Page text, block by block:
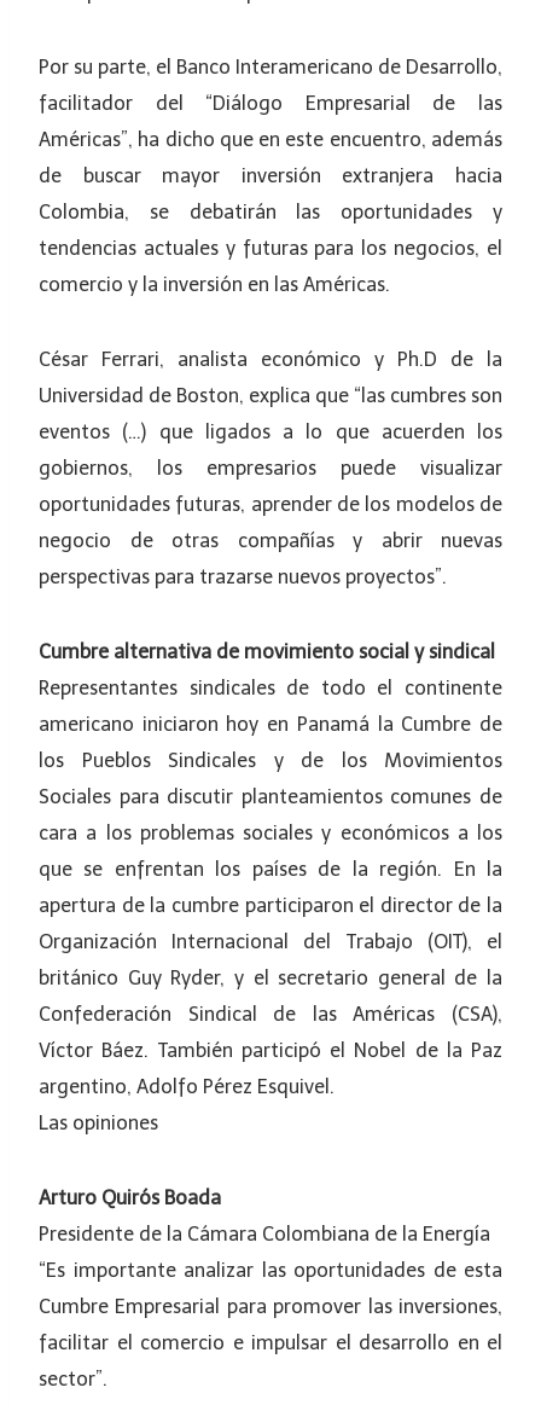
Por su parte, el Banco Interamericano de Desarrollo,
facilitador del “Diálogo Empresarial de las
Américas”, ha dicho que en este encuentro, además
de buscar mayor inversión extranjera hacia
Colombia, se debatirán las oportunidades y
tendencias actuales y futuras para los negocios, el
comercio y la inversión en las Américas.
César Ferrari, analista económico y Ph.D de la
Universidad de Boston, explica que “las cumbres son
eventos (…) que ligados a lo que acuerden los
gobiernos, los empresarios puede visualizar
oportunidades futuras, aprender de los modelos de
negocio de otras compañías y abrir nuevas
perspectivas para trazarse nuevos proyectos”.
Cumbre alternativa de movimiento social y sindical
Representantes sindicales de todo el continente
americano iniciaron hoy en Panamá la Cumbre de
los Pueblos Sindicales y de los Movimientos
Sociales para discutir planteamientos comunes de
cara a los problemas sociales y económicos a los
que se enfrentan los países de la región. En la
apertura de la cumbre participaron el director de la
Organización Internacional del Trabajo (OIT), el
británico Guy Ryder, y el secretario general de la
Confederación Sindical de las Américas (CSA),
Víctor Báez. También participó el Nobel de la Paz
argentino, Adolfo Pérez Esquivel.
Las opiniones
Arturo Quirós Boada
Presidente de la Cámara Colombiana de la Energía
“Es importante analizar las oportunidades de esta
Cumbre Empresarial para promover las inversiones,
facilitar el comercio e impulsar el desarrollo en el
sector”.